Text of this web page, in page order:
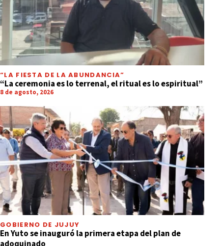
“LA FIESTA DE LA ABUNDANCIA”
“La ceremonia es lo terrenal, el ritual es lo espiritual”
8 de agosto, 2026
GOBIERNO DE JUJUY
En Yuto se inauguró la primera etapa del plan de
adoquinado